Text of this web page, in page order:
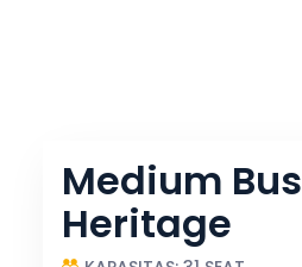
Medium
Heritage